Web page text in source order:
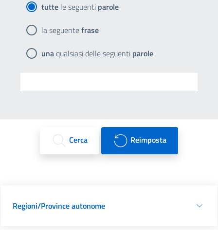
tutte le seguenti parole
la seguentefrase
unaqualsiasi delle seguenti parole
Cerca Reimposta
Regioni/Province autonome